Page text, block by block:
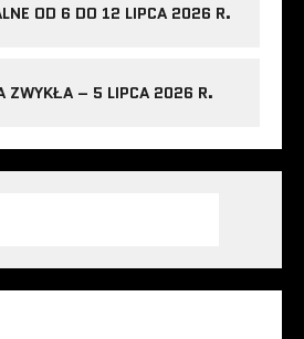
OD 6 DO 12 LIPCA 2026 R.
ZWYKŁA – 5 LIPCA 2026 R.